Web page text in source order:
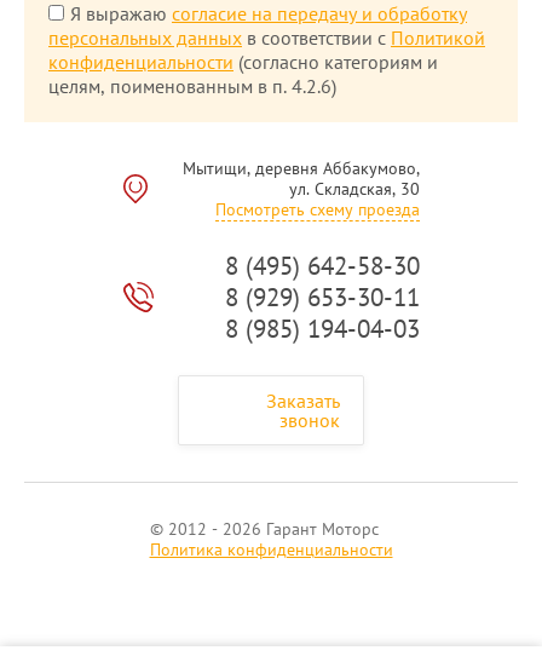
Я выражаю согласие на передачу и обработку
персональных данных в соответствии с Политикой
конфиденциальности (согласно категориям и
целям, поименованным в п. 4.2.6)
Мытищи, деревня Аббакумово,
ул. Складская, 30
Посмотреть схему проезда
8 (495) 642-58-30
8 (929) 653-30-11
8 (985) 194-04-03
Заказать
звонок
© 2012 - 2026 Гарант Моторс
Политика конфиденциальности